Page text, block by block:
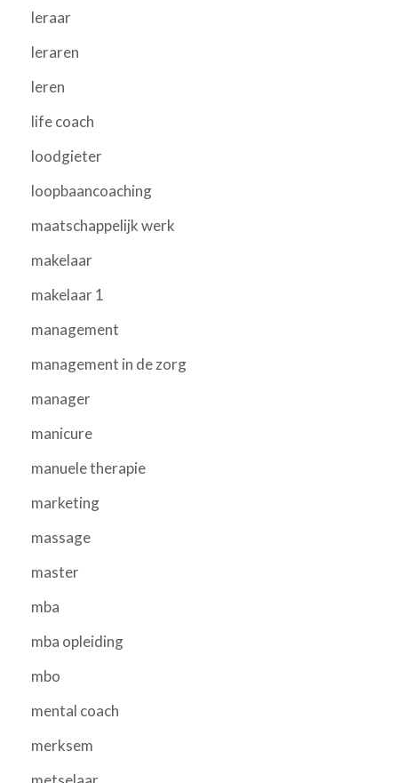
leraar
leraren
leren
life coach
loodgieter
loopbaancoaching
maatschappelijk werk
makelaar
makelaar 1
management
management in de zorg
manager
manicure
manuele therapie
marketing
massage
master
mba
mba opleiding
mbo
mental coach
merksem